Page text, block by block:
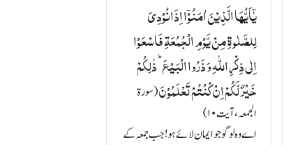
یٰۤاَیُّہَا الَّذِیۡنَ اٰمَنُوۡۤا اِذَا نُوۡدِیَ
لِلصَّلٰوۃِ مِنۡ یَّوۡمِ الۡجُمُعَۃِ فَاسۡعَوۡا
اِلٰی ذِکۡرِ اللّٰہِ وَ ذَرُوا الۡبَیۡعَ ؕ ذٰلِکُمۡ
خَیۡرٌ لَّکُمۡ اِنۡ کُنۡتُمۡ تَعۡلَمُوۡنَ(سورة
الجمعہ، آیت ۱۰)
اے وہ لوگو جو ایمان لائے ہو! جب جمعہ کے